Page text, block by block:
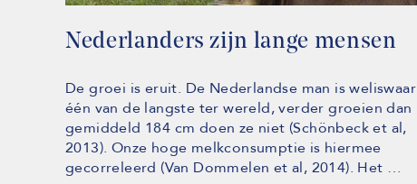
Nederlanders zijn lange mensen
De groei is eruit. De Nederlandse man is weliswaar
één van de langste ter wereld, verder groeien dan
gemiddeld 184 cm doen ze niet (Schönbeck et al,
2013). Onze hoge melkconsumptie is hiermee
gecorreleerd (Van Dommelen et al, 2014). Het …